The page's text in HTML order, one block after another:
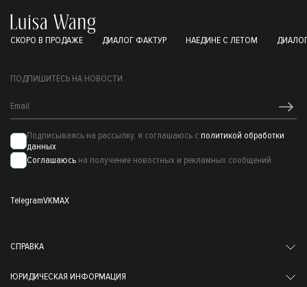
СКОРО В ПРОДАЖЕ ДИАЛОГ ФАКТУР НАЕДИНЕ С ЛЕТОМ
ПОДПИШИТЕСЬ НА НОВОСТИ
Подписываясь на рассылку, я соглашаюсь с политикой обработки
данных
Соглашаюсь на получение новостных и рекламных сообщений
TelegramVKMAX
СПРАВКА
ЮРИДИЧЕСКАЯ ИНФОРМАЦИЯ